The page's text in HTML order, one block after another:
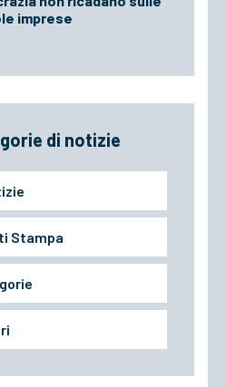
imprese
di notizie
Stampa